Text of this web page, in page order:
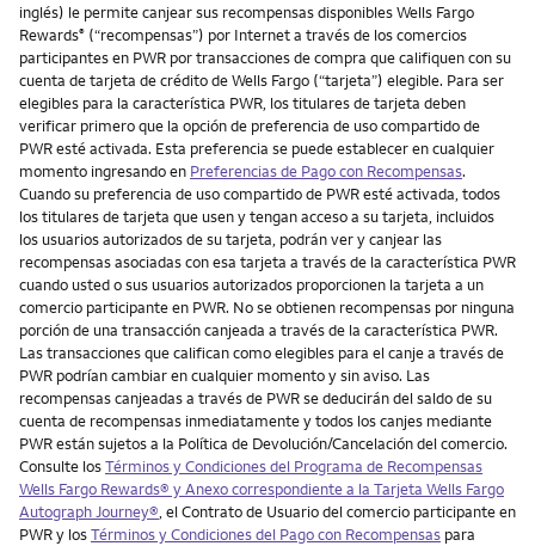
inglés) le permite canjear sus recompensas disponibles Wells Fargo
Rewards® (“recompensas”) por Internet a través de los comercios
participantes en PWR por transacciones de compra que califiquen con su
cuenta de tarjeta de crédito de Wells Fargo (“tarjeta”) elegible. Para ser
elegibles para la característica PWR, los titulares de tarjeta deben
verificar primero que la opción de preferencia de uso compartido de
PWR esté activada. Esta preferencia se puede establecer en cualquier
momento ingresando en Preferencias de Pago con Recompensas.
Cuando su preferencia de uso compartido de PWR esté activada, todos
los titulares de tarjeta que usen y tengan acceso a su tarjeta, incluidos
los usuarios autorizados de su tarjeta, podrán ver y canjear las
recompensas asociadas con esa tarjeta a través de la característica PWR
cuando usted o sus usuarios autorizados proporcionen la tarjeta a un
comercio participante en PWR. No se obtienen recompensas por ninguna
porción de una transacción canjeada a través de la característica PWR.
Las transacciones que califican como elegibles para el canje a través de
PWR podrían cambiar en cualquier momento y sin aviso. Las
recompensas canjeadas a través de PWR se deducirán del saldo de su
cuenta de recompensas inmediatamente y todos los canjes mediante
PWR están sujetos a la Política de Devolución/Cancelación del comercio.
Consulte losTérminos y Condiciones del Programa de Recompensas
Wells Fargo Rewards® y Anexo correspondiente a la Tarjeta Wells Fargo
Autograph Journey® , el Contrato de Usuario del comercio participante en
PWR y losTérminos y Condiciones del Pago con Recompensas para